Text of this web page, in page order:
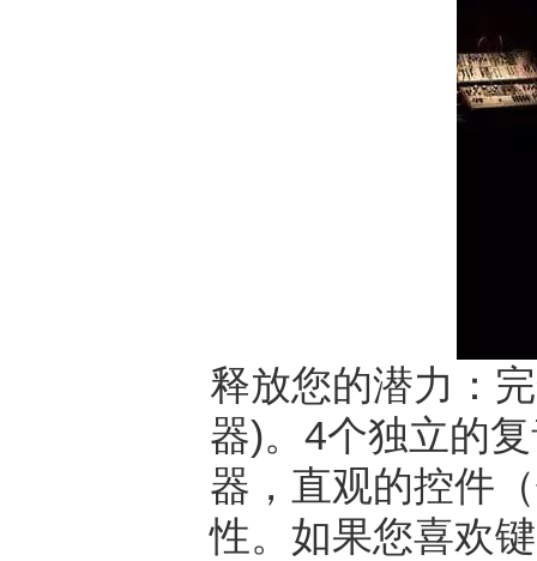
释放您的潜力：
器)。4个独立的
器，直观的控件
性。如果您喜欢